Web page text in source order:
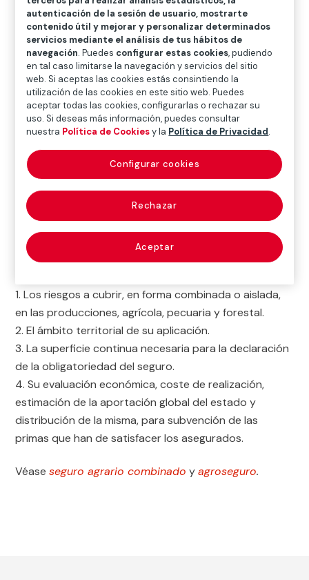
Plan Anual de
Seguros Agrarios
(Spanish Agrarian
Insurance Annual
Plan)
Es el Plan que el Gobierno español, a través del
Ministerio de Medio Ambiente y Medio Rural y Marino,
aprueba cada ejercicio, determinando:
Los riesgos a cubrir, en forma combinada o aislada,
en las producciones, agrícola, pecuaria y forestal.
El ámbito territorial de su aplicación.
La superficie continua necesaria para la declaración
de la obligatoriedad del seguro.
Su evaluación económica, coste de rea­lización,
estimación de la aportación global del estado y
distribución de la misma, para subvención de las
primas que han de satisfacer los asegurados.
Véaseseguro agrario combinado yagroseguro.
autenticación de la sesión de usuario, mostrarte
contenido útil y mejorar y personalizar determinados
servicios mediante el análisis de tus hábitos de
navegación. Puedes configurar estas cookies, pudiendo
en tal caso limitarse la navegación y servicios del sitio
web. Si aceptas las cookies estás consintiendo la
utilización de las cookies en este sitio web. Puedes
aceptar todas las cookies, configurarlas o rechazar su
uso. Si deseas más información, puedes consultar
nuestra Política de Cookiesy la Política de Privacidad.
Rechazar
Aceptar
Configurar cookies